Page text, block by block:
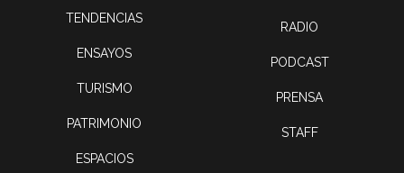
TENDENCIAS
ENSAYOS
TURISMO
PATRIMONIO
ESPACIOS
RADIO
PODCAST
PRENSA
STAFF